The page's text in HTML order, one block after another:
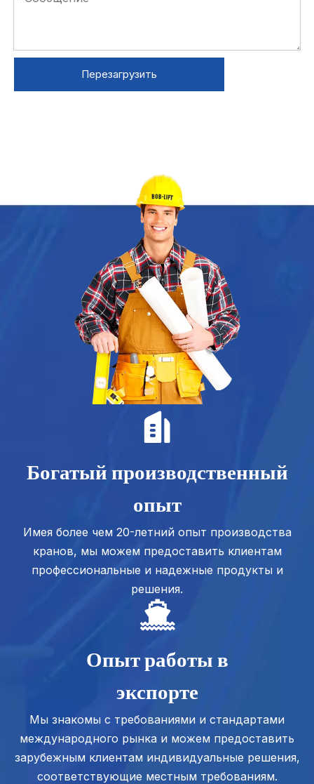
Перезагрузить
Богатый производственный
опыт
Имея более чем 20-летний опыт производства
кранов, мы можем предоставить клиентам
профессиональные и надежные продукты и
решения.
Опыт работы в
экспорте
Мы знакомы с требованиями и стандартами
международного рынка и можем предоставить
зарубежным клиентам индивидуальные решения,
соответствующие местным требованиям.